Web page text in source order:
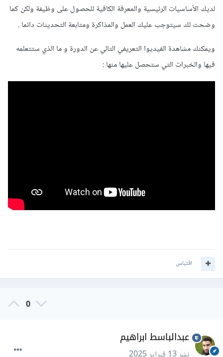
لديك الأساسيات الرئيسية والمعرفة الكافية للحصول على وظيفة ولكن كما
وضحت لك سيتوجب عليك العمل والمذاكرة ومتابعة التحديثات دائما .
ويمكنك مشاهدة الفيديوا التعريفي التالي عن الدورة و ما الذي ستتعلمه
فيها والخبرات التي ستحصل عليها منها
اقتباس
0
عبدالباسط ابراهيم